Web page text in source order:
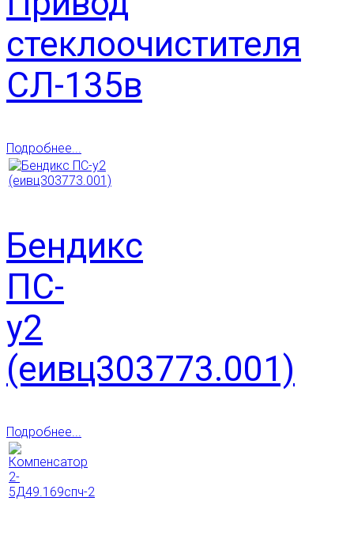
стеклоочистителя
СЛ-135в
Подробнее...
Бендикс
ПС-
у2
(еивц303773.001)
Подробнее...